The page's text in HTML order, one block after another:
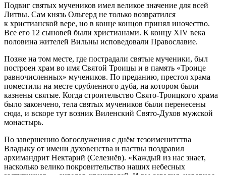
Подвиг святых мучеников имел великое значение для всей
Литвы. Сам князь Ольгерд не только возвратился
к христианской вере, но в конце концов принял иночество.
Все его 12 сыновей были христианами. К концу XIV века
половина жителей Вильны исповедовали Православие.
Позже на том месте, где пострадали святые мученики, был
построен храм во имя Святой Троицы и в память «Троице
равночисленных» мучеников. По преданию, престол храма
поместили на месте срубленного дуба, на котором были
казнены святые. Когда строительство Свято-Троицкого храма
было закончено, тела святых мучеников были перенесены
сюда, и вскоре тут возник Виленский Свято-Духов мужской
монастырь.
По завершению богослужения с днём тезоименитства
Владыку от имени духовенства и паствы поздравил
архимандрит Нектарий (Селезнёв). «Каждый из нас знает,
насколько велико покровительство наших небесных